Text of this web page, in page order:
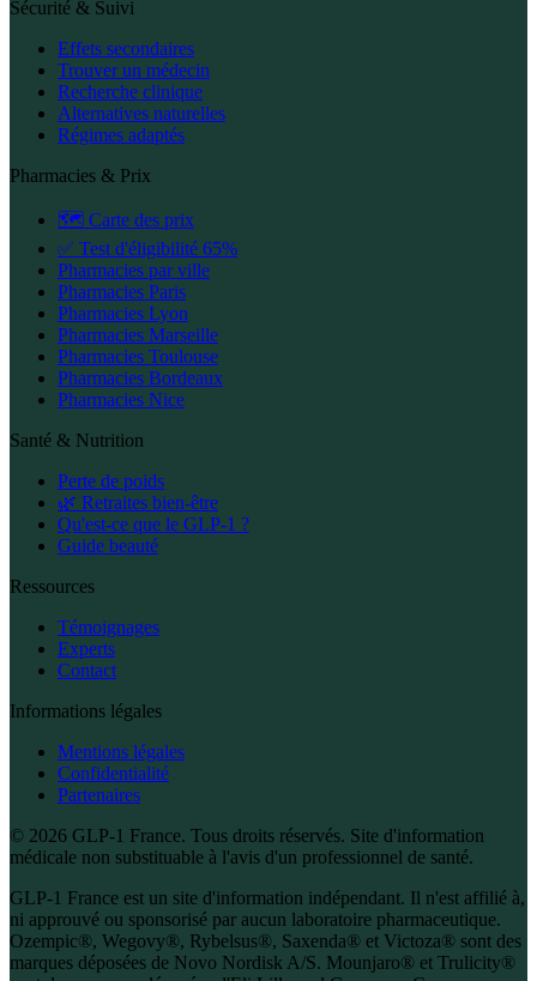
Sécurité & Suivi
Effets secondaires
Trouver un médecin
Recherche clinique
Alternatives naturelles
Régimes adaptés
Pharmacies & Prix
🗺️ Carte des prix
✅ Test d'éligibilité 65%
Pharmacies par ville
Pharmacies Paris
Pharmacies Lyon
Pharmacies Marseille
Pharmacies Toulouse
Pharmacies Bordeaux
Pharmacies Nice
Santé & Nutrition
Perte de poids
🌿 Retraites bien-être
Qu'est-ce que le GLP-1 ?
Guide beauté
Ressources
Témoignages
Experts
Contact
Informations légales
Mentions légales
Confidentialité
Partenaires
© 2026 GLP-1 France. Tous droits réservés. Site d'information
médicale non substituable à l'avis d'un professionnel de santé.
GLP-1 France est un site d'information indépendant. Il n'est affilié à,
ni approuvé ou sponsorisé par aucun laboratoire pharmaceutique.
Ozempic®, Wegovy®, Rybelsus®, Saxenda® et Victoza® sont des
marques déposées de Novo Nordisk A/S. Mounjaro® et Trulicity®